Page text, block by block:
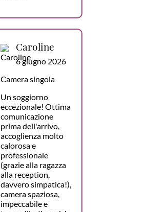
Caroline
6 giugno 2026
Camera singola
Un soggiorno
eccezionale! Ottima
comunicazione
prima dell'arrivo,
accoglienza molto
calorosa e
professionale
(grazie alla ragazza
alla reception,
davvero simpatica!),
camera spaziosa,
impeccabile e